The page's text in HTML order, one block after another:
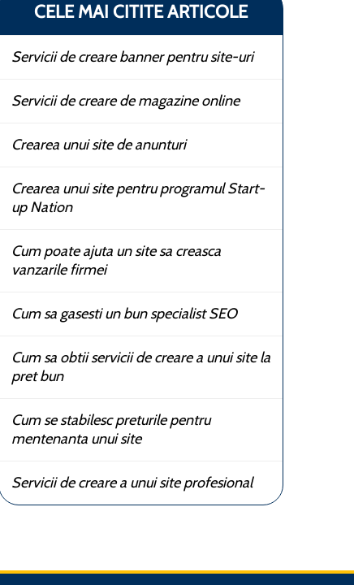
CELE MAI CITITE ARTICOLE
Servicii de creare banner pentru site-uri
Servicii de creare de magazine online
Crearea unui site de anunturi
Crearea unui site pentru programul Start-
up Nation
Cum poate ajuta un site sa creasca
vanzarile firmei
Cum sa gasesti un bun specialist SEO
Cum sa obtii servicii de creare a unui site la
pret bun
Cum se stabilesc preturile pentru
mentenanta unui site
Servicii de creare a unui site profesional